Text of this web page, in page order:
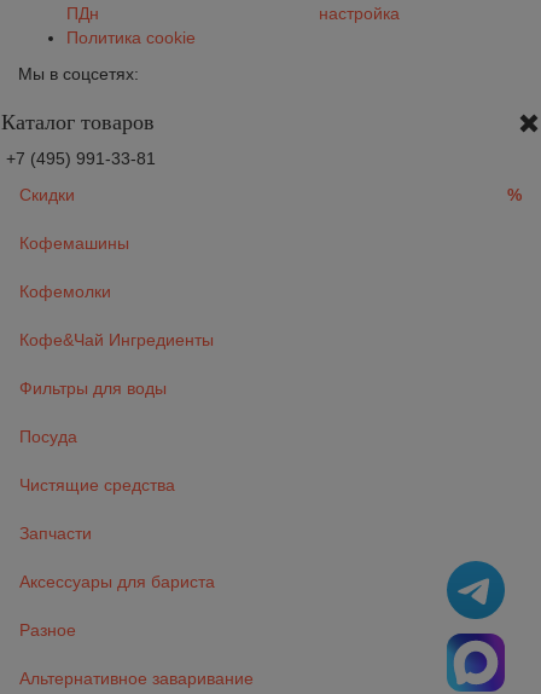
ПДн
Политика cookie
настройка
Мы в соцсетях:
Каталог товаров
+7 (495) 991-33-81
Скидки
%
Кофемашины
Кофемолки
Кофе&Чай Ингредиенты
Фильтры для воды
Посуда
Чистящие средства
Запчасти
Аксессуары для бариста
Разное
Альтернативное заваривание